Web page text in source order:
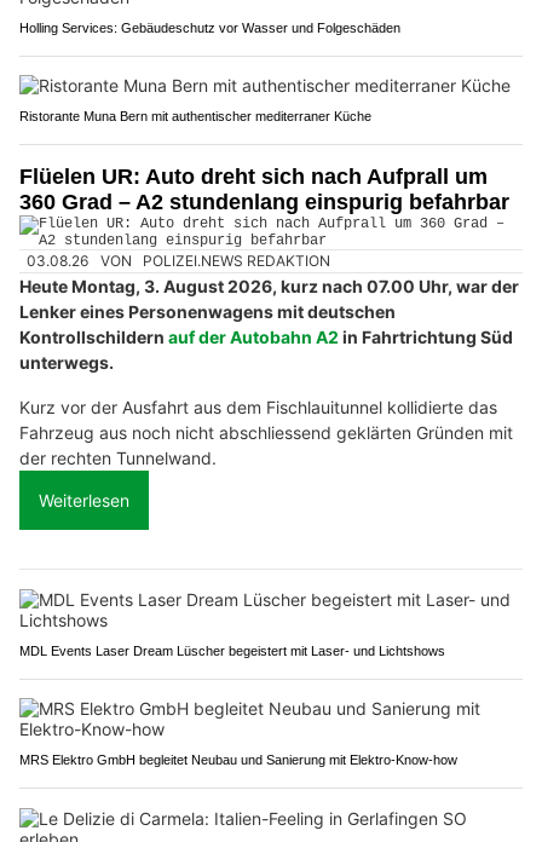
Holling Services: Gebäudeschutz vor Wasser und Folgeschäden
Ristorante Muna Bern mit authentischer mediterraner Küche
Flüelen UR: Auto dreht sich nach Aufprall um
360 Grad – A2 stundenlang einspurig befahrbar
03.08.26 VON POLIZEI.NEWS REDAKTION
Heute Montag, 3. August 2026, kurz nach 07.00 Uhr, war der
Lenker eines Personenwagens mit deutschen
Kontrollschildern auf der Autobahn A2 in Fahrtrichtung Süd
unterwegs.
Kurz vor der Ausfahrt aus dem Fischlauitunnel kollidierte das
Fahrzeug aus noch nicht abschliessend geklärten Gründen mit
der rechten Tunnelwand.
Weiterlesen
MDL Events Laser Dream Lüscher begeistert mit Laser- und Lichtshows
MRS Elektro GmbH begleitet Neubau und Sanierung mit Elektro-Know-how